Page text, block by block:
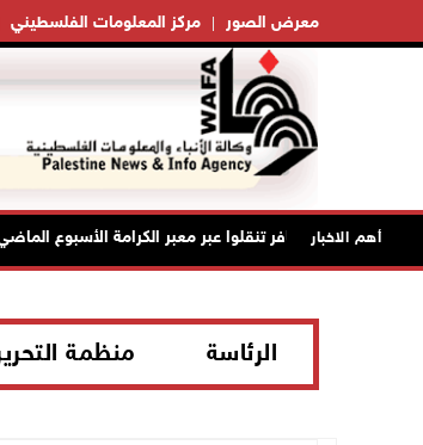
مركز المعلومات الفلسطيني معرض الصور
أهم الاخبار
الرئاسة منظمة